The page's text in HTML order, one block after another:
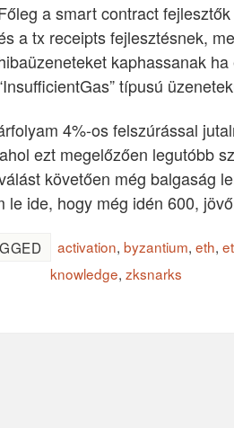
a smart contract
a tx receipts fejlesztésnek,
kaphassanak
típusú
4%-os felszúrással
ezt megelőzően legutóbb
követően még balgaság
le ide, hogy még idén 600,
activation, byzantium, eth,
knowledge, zksnarks